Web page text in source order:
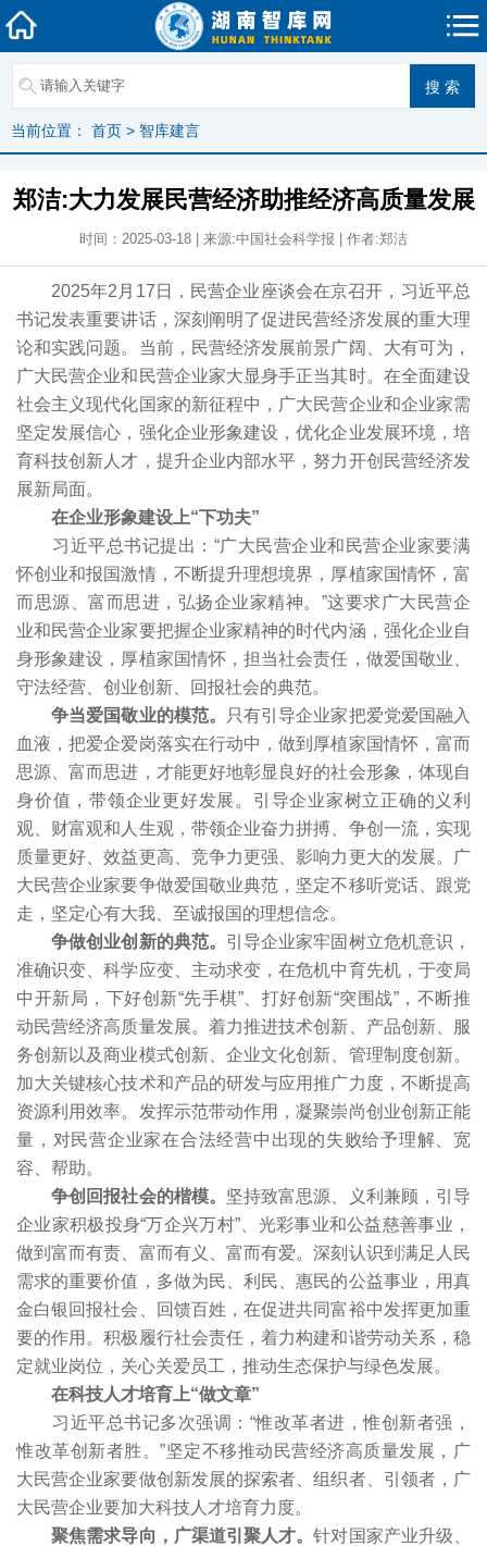
当前位置： 首页 > 智库建言
郑洁:大力发展民营经济助推经济高质量发展
时间：2025-03-18 | 来源:中国社会科学报 | 作者:郑洁
2025年2月17日，民营企业座谈会在京召开，习近平总
书记发表重要讲话，深刻阐明了促进民营经济发展的重大理
论和实践问题。当前，民营经济发展前景广阔、大有可为，
广大民营企业和民营企业家大显身手正当其时。在全面建设
社会主义现代化国家的新征程中，广大民营企业和企业家需
坚定发展信心，强化企业形象建设，优化企业发展环境，培
育科技创新人才，提升企业内部水平，努力开创民营经济发
展新局面。
在企业形象建设上“下功夫”
习近平总书记提出：“广大民营企业和民营企业家要满
怀创业和报国激情，不断提升理想境界，厚植家国情怀，富
而思源、富而思进，弘扬企业家精神。”这要求广大民营企
业和民营企业家要把握企业家精神的时代内涵，强化企业自
身形象建设，厚植家国情怀，担当社会责任，做爱国敬业、
守法经营、创业创新、回报社会的典范。
争当爱国敬业的模范。
只有引导企业家把爱党爱国融入
血液，把爱企爱岗落实在行动中，做到厚植家国情怀，富而
思源、富而思进，才能更好地彰显良好的社会形象，体现自
身价值，带领企业更好发展。引导企业家树立正确的义利
观、财富观和人生观，带领企业奋力拼搏、争创一流，实现
质量更好、效益更高、竞争力更强、影响力更大的发展。广
大民营企业家要争做爱国敬业典范，坚定不移听党话、跟党
走，坚定心有大我、至诚报国的理想信念。
争做创业创新的典范。 引导企业家牢固树立危机意识，
准确识变、科学应变、主动求变，在危机中育先机，于变局
中开新局，下好创新“先手棋”、打好创新“突围战”，不断推
动民营经济高质量发展。着力推进技术创新、产品创新、服
务创新以及商业模式创新、企业文化创新、管理制度创新。
加大关键核心技术和产品的研发与应用推广力度，不断提高
资源利用效率。发挥示范带动作用，凝聚崇尚创业创新正能
量，对民营企业家在合法经营中出现的失败给予理解、宽
容、帮助。
争创回报社会的楷模。 坚持致富思源、义利兼顾，引导
企业家积极投身“万企兴万村”、光彩事业和公益慈善事业，
做到富而有责、富而有义、富而有爱。深刻认识到满足人民
需求的重要价值，多做为民、利民、惠民的公益事业，用真
金白银回报社会、回馈百姓，在促进共同富裕中发挥更加重
要的作用。积极履行社会责任，着力构建和谐劳动关系，稳
定就业岗位，关心关爱员工，推动生态保护与绿色发展。
在科技人才培育上“做文章”
习近平总书记多次强调：“惟改革者进，惟创新者强，
惟改革创新者胜。”坚定不移推动民营经济高质量发展，广
大民营企业家要做创新发展的探索者、组织者、引领者，广
大民营企业要加大科技人才培育力度。
聚焦需求导向，广渠道引聚人才。针对国家产业升级、